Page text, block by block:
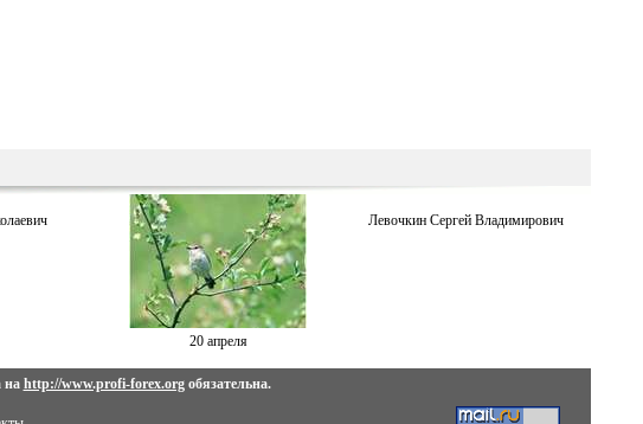
20 апреля
Левочкин Сергей Владимирович
на http://www.profi-forex.orgобязательна.